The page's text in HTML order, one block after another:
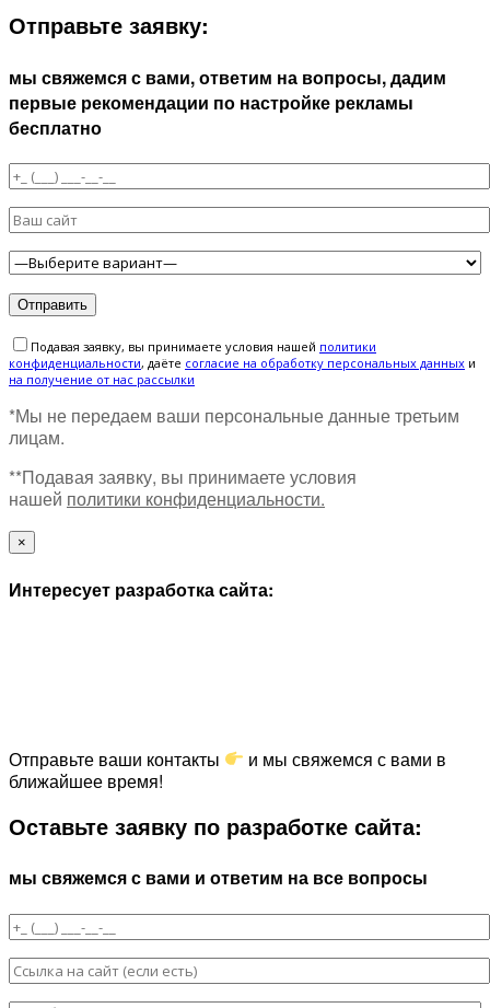
Отправьте заявку:
мы свяжемся с вами, ответим на вопросы, дадим
первые рекомендации по настройке рекламы
бесплатно
Подавая заявку, вы принимаете условия нашей политики
конфиденциальности, даёте cогласие на обработку персональных данных и
на получение от нас рассылки
*Мы не передаем ваши персональные данные третьим
лицам.
**Подавая заявку, вы принимаете условия
нашей политики конфиденциальности.
×
Интересует разработка сайта:
Отправьте ваши контакты
и мы свяжемся с вами в
ближайшее время!
Оставьте заявку по разработке сайта:
мы свяжемся с вами и ответим на все вопросы